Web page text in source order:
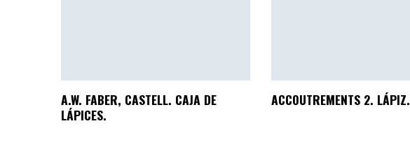
A.W. FABER, CASTELL. CAJA DE
LÁPICES.
ACCOUTREMENTS 2. LÁPIZ.